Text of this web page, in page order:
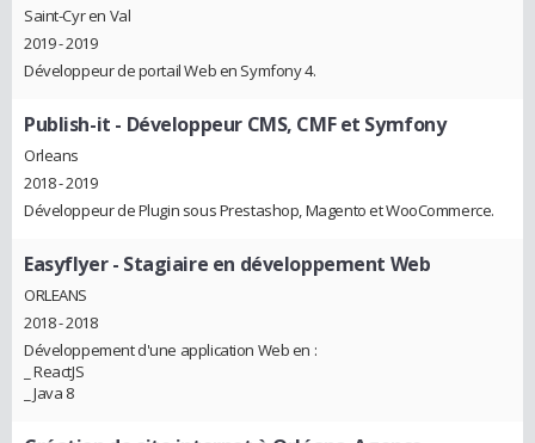
Saint-Cyr en Val
2019 - 2019
Développeur de portail Web en Symfony 4.
Publish-it - Développeur CMS, CMF et Symfony
Orleans
2018 - 2019
Développeur de Plugin sous Prestashop, Magento et WooCommerce.
Easyflyer- Stagiaire en développement Web
ORLEANS
2018 - 2018
Développement d'une application Web en :
_ ReactJS
_ Java 8